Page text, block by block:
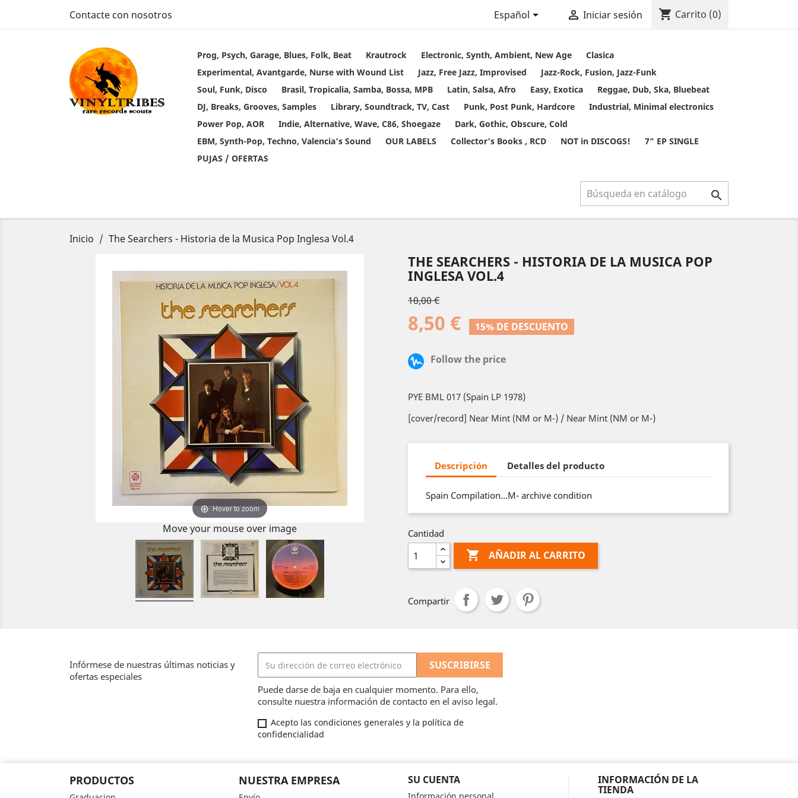
Contacte con nosotros Español  Iniciar sesión shopping_cart Carrito (0)
Prog, Psych, Garage, Blues, Folk, Beat Krautrock Electronic, Synth, Ambient, New Age
Clasica
Experimental, Avantgarde, Nurse with Wound List
Jazz, Free Jazz, Improvised
Jazz-Rock, Fusion, Jazz-Funk
Soul, Funk, Disco
Brasil, Tropicalia, Samba, Bossa, MPB Latin, Salsa, Afro Easy, Exotica
Reggae, Dub, Ska, Bluebeat
DJ, Breaks, Grooves, Samples
Library, Soundtrack, TV, Cast Punk, Post Punk, Hardcore
Industrial, Minimal electronics
Power Pop, AOR
Indie, Alternative, Wave, C86, Shoegaze
Dark, Gothic, Obscure, Cold
EBM, Synth-Pop, Techno, Valencia’s Sound
OUR LABELS Collector's Books , RCD NOT in DISCOGS!
7" EP SINGLE
PUJAS / OFERTAS

Inicio The Searchers - Historia de la Musica Pop Inglesa Vol.4
Hover to zoom
Move your mouse over image
THE SEARCHERS - HISTORIA DE LA MUSICA POP
INGLESA VOL.4
10,00 €
8,50 € 15% DE DESCUENTO
Follow the price
PYE BML 017 (Spain LP 1978)
[cover/record] Near Mint (NM or M-) / Near Mint (NM or M-)
Descripción Detalles del producto
Spain Compilation…M- archive condition
Cantidad
 AÑADIR AL CARRITO
Compartir
Infórmese de nuestras últimas noticias y
ofertas especiales
Puede darse de baja en cualquier momento. Para ello,
consulte nuestra información de contacto en el aviso legal.
Acepto las condiciones generales y la política de
confidencialidad
PRODUCTOS NUESTRA EMPRESA SU CUENTA INFORMACIÓN DE LA
TIENDA